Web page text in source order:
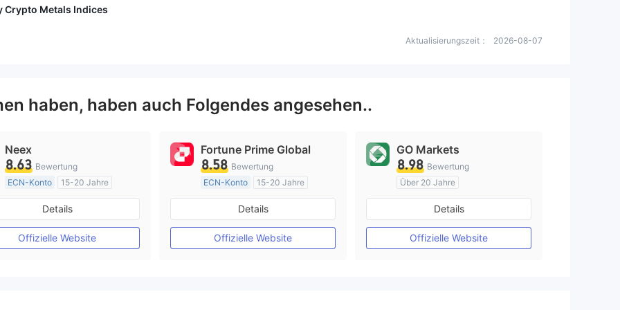
Crypto Metals Indices
Aktualisierungszeit： 2026-08-07
haben, haben auch Folgendes angesehen..
Neex
8.63 Bewertung
ECN-Konto
15-20 Jahre
AustralienRegulierung
Market Making (MM)
MT4-Volllizenz
Details
Offizielle Website
Fortune Prime Global
8.58 Bewertung
ECN-Konto
15-20 Jahre
AustralienRegulierung
Market Making (MM)
MT4-Volllizenz
Details
Offizielle Website
GO Markets
8.98 Bewertung
Über 20 Jahre
AustralienRegulierung
Market Making (MM)
cTrader
Details
Offizielle Website